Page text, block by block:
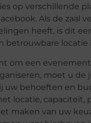
op verschillende
Als de zaal
heeft, is dit
betrouwbare locatie
om een
moet u de
uw behoeften en
locatie, capaciteit,
maken van uw